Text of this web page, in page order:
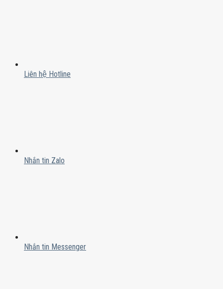
Liên hệ Hotline
Nhắn tin Zalo
Nhắn tin Messenger